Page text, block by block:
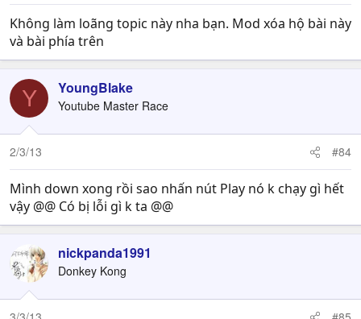
Không làm loãng topic này nha bạn. Mod xóa hộ bài này
và bài phía trên
Y YoungBlake
Youtube Master Race
2/3/13 #84
Mình down xong rồi sao nhấn nút Play nó k chạy gì hết
vậy @@ Có bị lỗi gì k ta @@
nickpanda1991
Donkey Kong